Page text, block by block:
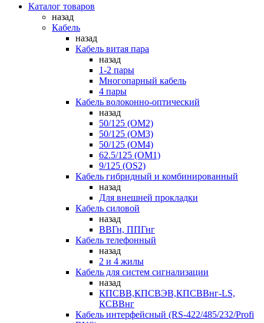
Каталог товаров
назад
Кабель
назад
Кабель витая пара
назад
1-2 пары
Многопарный кабель
4 пары
Кабель волоконно-оптический
назад
50/125 (OM2)
50/125 (OM3)
50/125 (OM4)
62.5/125 (OM1)
9/125 (OS2)
Кабель гибридный и комбинированный
назад
Для внешней прокладки
Кабель силовой
назад
ВВГн, ППГнг
Кабель телефонный
назад
2 и 4 жилы
Кабель для систем сигнализации
назад
КПСВВ,КПСВЭВ,КПСВВнг-LS,
КСВВнг
Кабель интерфейсный (RS-422/485/232/Profi